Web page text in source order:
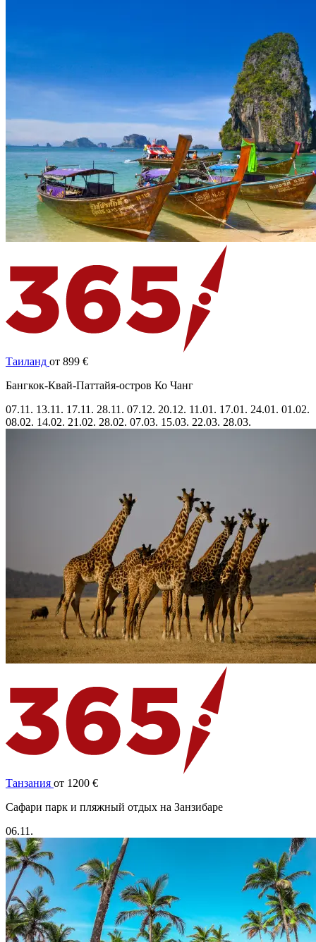
Таиланд от 899 €
Бангкок-Квай-Паттайя-остров Ко Чанг
07.11. 13.11. 17.11. 28.11. 07.12. 20.12. 11.01. 17.01. 24.01. 01.02.
08.02. 14.02. 21.02. 28.02. 07.03. 15.03. 22.03. 28.03.
Танзания от 1200 €
Cафари парк и пляжный отдых на Занзибаре
06.11.